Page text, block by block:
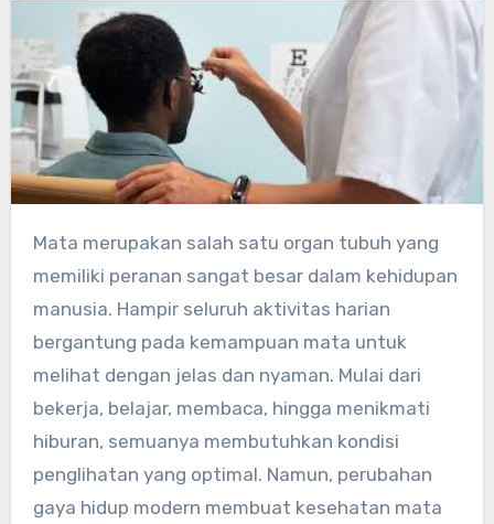
Mata merupakan salah satu organ tubuh yang
memiliki peranan sangat besar dalam kehidupan
manusia. Hampir seluruh aktivitas harian
bergantung pada kemampuan mata untuk
melihat dengan jelas dan nyaman. Mulai dari
bekerja, belajar, membaca, hingga menikmati
hiburan, semuanya membutuhkan kondisi
penglihatan yang optimal. Namun, perubahan
gaya hidup modern membuat kesehatan mata